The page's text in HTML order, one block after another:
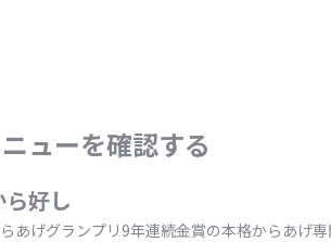
ューを確認する
ら好し
あげグランプリ9年連続金賞の本格からあげ専